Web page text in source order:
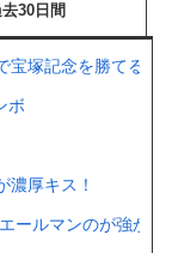
30日間
宝塚記念を勝てる
ボ
濃厚キス！
ールマンのが強かっ